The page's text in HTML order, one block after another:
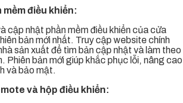
mềm điều khiển:
cập nhật phần mềm điều khiển của cửa
bản mới nhất. Truy cập website chính
sản xuất để tìm bản cập nhật và làm theo
Phiên bản mới giúp khắc phục lỗi, nâng cao
và bảo mật.
và hộp điều khiển: